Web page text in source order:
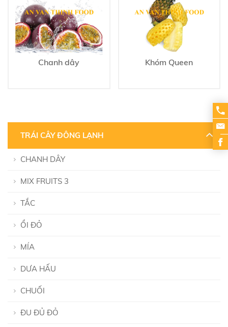
Chanh dây Khóm Queen
TRÁI CÂY ĐÔNG LẠNH
CHANH DÂY
MIX FRUITS 3
TẮC
ỔI ĐỎ
MÍA
DƯA HẤU
CHUỐI
ĐU ĐỦ ĐỎ